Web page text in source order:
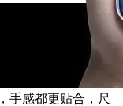
手感都更贴合，尺